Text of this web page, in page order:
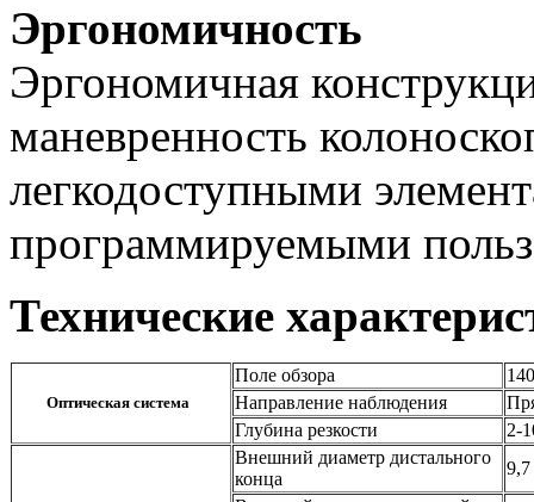
Эргономичность
Эргономичная
маневренность
легкодоступными
программируемыми
Технические
Оптическая система
Поле обзора
Направление наблюдения
Глубина резкости
2-
Внешний диаметр дистального
конца